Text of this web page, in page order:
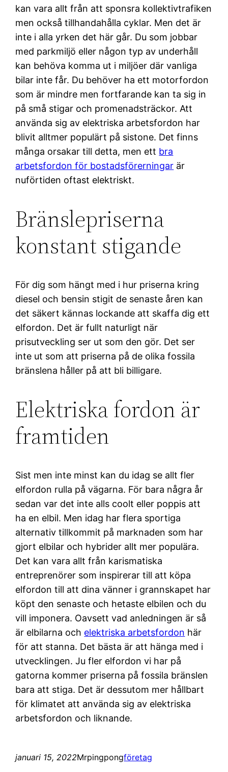
kan vara allt från att sponsra kollektivtrafiken
men också tillhandahålla cyklar. Men det är
inte i alla yrken det här går. Du som jobbar
med parkmiljö eller någon typ av underhåll
kan behöva komma ut i miljöer där vanliga
bilar inte får. Du behöver ha ett motorfordon
som är mindre men fortfarande kan ta sig in
på små stigar och promenadsträckor. Att
använda sig av elektriska arbetsfordon har
blivit alltmer populärt på sistone. Det finns
många orsakar till detta, men ett bra
arbetsfordon för bostadsförerningar är
nuförtiden oftast elektriskt.
Bränslepriserna
konstant stigande
För dig som hängt med i hur priserna kring
diesel och bensin stigit de senaste åren kan
det säkert kännas lockande att skaffa dig ett
elfordon. Det är fullt naturligt när
prisutveckling ser ut som den gör. Det ser
inte ut som att priserna på de olika fossila
bränslena håller på att bli billigare.
Elektriska fordon är
framtiden
Sist men inte minst kan du idag se allt fler
elfordon rulla på vägarna. För bara några år
sedan var det inte alls coolt eller poppis att
ha en elbil. Men idag har flera sportiga
alternativ tillkommit på marknaden som har
gjort elbilar och hybrider allt mer populära.
Det kan vara allt från karismatiska
entreprenörer som inspirerar till att köpa
elfordon till att dina vänner i grannskapet har
köpt den senaste och hetaste elbilen och du
vill imponera. Oavsett vad anledningen är så
är elbilarna och elektriska arbetsfordon här
för att stanna. Det bästa är att hänga med i
utvecklingen. Ju fler elfordon vi har på
gatorna kommer priserna på fossila bränslen
bara att stiga. Det är dessutom mer hållbart
för klimatet att använda sig av elektriska
arbetsfordon och liknande.
januari 15, 2022Mrpingpongföretag